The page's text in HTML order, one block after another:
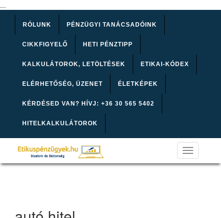
...
RÓLUNK PÉNZÜGYI TANÁCSADÓINK
CIKKFIGYELŐ HETI PÉNZTIPP
KALKULÁTOROK, LETÖLTÉSEK ETIKAI-KÓDEX
ELÉRHETŐSÉG, ÜZENET ÉLETKÉPEK
KÉRDÉSED VAN? HÍVJ: +36 30 565 5402
HITELKALKULÁTOROK
Toggle
navigation